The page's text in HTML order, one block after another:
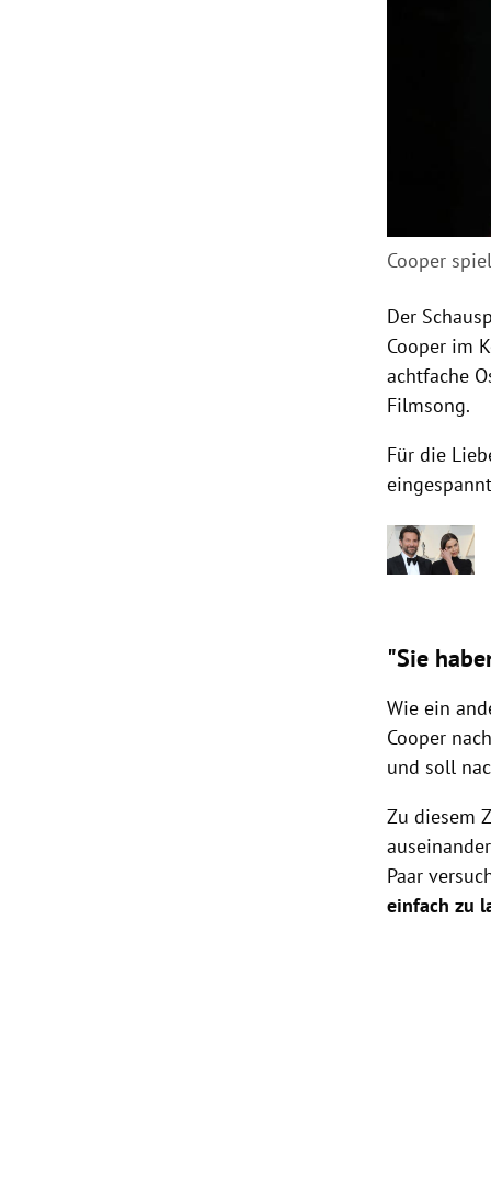
Cooper
Der
Cooper im
achtfache
Filmsong.
Für die
"Sie
Wie ein
Cooper
und soll
Zu diesem
Paar
einfach zu